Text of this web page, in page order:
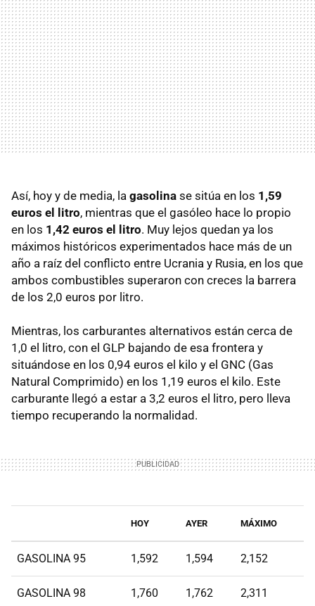
Así, hoy y de media, la gasolina se sitúa en los 1,59
euros el litro, mientras que el gasóleo hace lo propio
en los 1,42 euros el litro. Muy lejos quedan ya los
máximos históricos experimentados hace más de un
año a raíz del conflicto entre Ucrania y Rusia, en los que
ambos combustibles superaron con creces la barrera
de los 2,0 euros por litro.
Mientras, los carburantes alternativos están cerca de
1,0 el litro, con el GLP bajando de esa frontera y
situándose en los 0,94 euros el kilo y el GNC (Gas
Natural Comprimido) en los 1,19 euros el kilo. Este
carburante llegó a estar a 3,2 euros el litro, pero lleva
tiempo recuperando la normalidad.
HOY AYER MÁXIMO
GASOLINA 95 1,592 1,594 2,152
GASOLINA 98 1,760 1,762 2,311